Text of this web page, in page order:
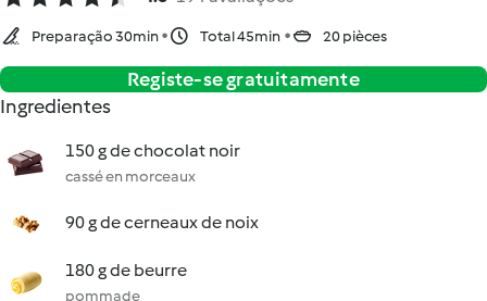
Preparação 30min Total 45min 20 pièces
Registe-se gratuitamente
Ingredientes
150 g de chocolat noir
cassé en morceaux
90 g de cerneaux de noix
180 g de beurre
pommade